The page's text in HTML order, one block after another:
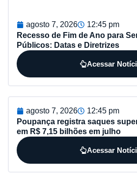
agosto 7, 2026
12:45 pm
Recesso de Fim de Ano para
Públicos: Datas e Diretrizes
Acessar
agosto 7, 2026
12:45 pm
Poupança registra saques
em R$ 7,15 bilhões em julho
Acessar